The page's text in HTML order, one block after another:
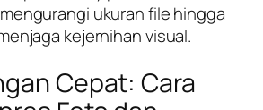
ukuran file hingga
kejernihan visual.
Cepat: Cara